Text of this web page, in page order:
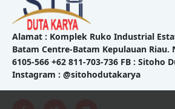
Alamat : Komplek Ruko Industrial
Batam Centre-Batam Kepulauan Riau.
6105-566 +62 811-703-736 FB : Sitoho
Instagram : @sitohodutakarya